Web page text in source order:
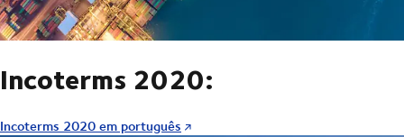
Incoterms 2020:
Incoterms 2020 em português